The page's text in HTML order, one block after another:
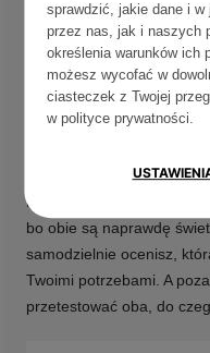
sprawdzić, jakie dane i
przez nas, jak i naszych
określenia warunków ich
możesz wycofać w
ciasteczek z Twojej
w polityce prywatności.
makijaż, na pewno
Jego dużą zaletą jest
czemu unikniesz
produktu.
Nie mogłam zdecydować
bo obie są naprawdę
samodzielnie ocenisz,
Twoimi potrzebami. A
przetestować oba, do